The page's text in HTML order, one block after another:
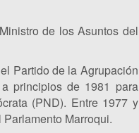
de los Asuntos del
Partido de la Agrupación
principios de 1981 para
(PND). Entre 1977 y
Marroqui.